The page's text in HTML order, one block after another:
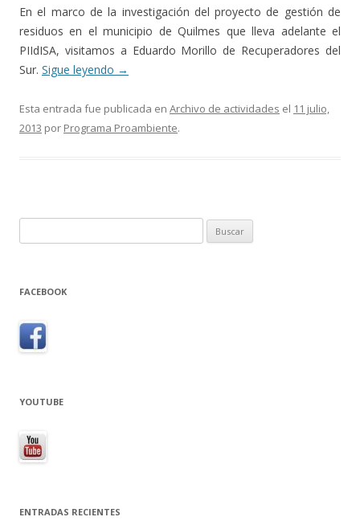
En el marco de la investigación del proyecto de gestión de
residuos en el municipio de Quilmes que lleva adelante el
PIIdISA, visitamos a Eduardo Morillo de Recuperadores del
Sur. Sigue leyendo →
Esta entrada fue publicada en Archivo de actividades el 11 julio,
2013 por Programa Proambiente.
FACEBOOK
YOUTUBE
ENTRADAS RECIENTES